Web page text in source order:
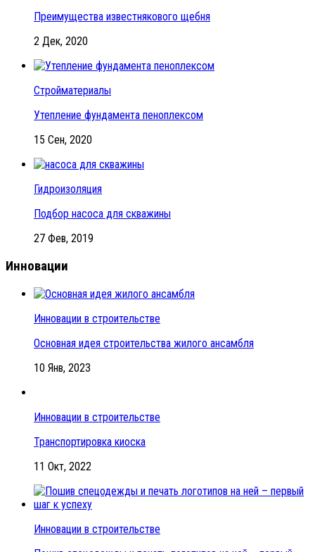
Преимущества известнякового щебня
2 Дек, 2020
Стройматериалы
Утепление фундамента пеноплексом
15 Сен, 2020
Гидроизоляция
Подбор насоса для скважины
27 Фев, 2019
Инновации
Инновации в строительстве
Основная идея строительства жилого ансамбля
10 Янв, 2023
Инновации в строительстве
Транспортировка киоска
11 Окт, 2022
Инновации в строительстве